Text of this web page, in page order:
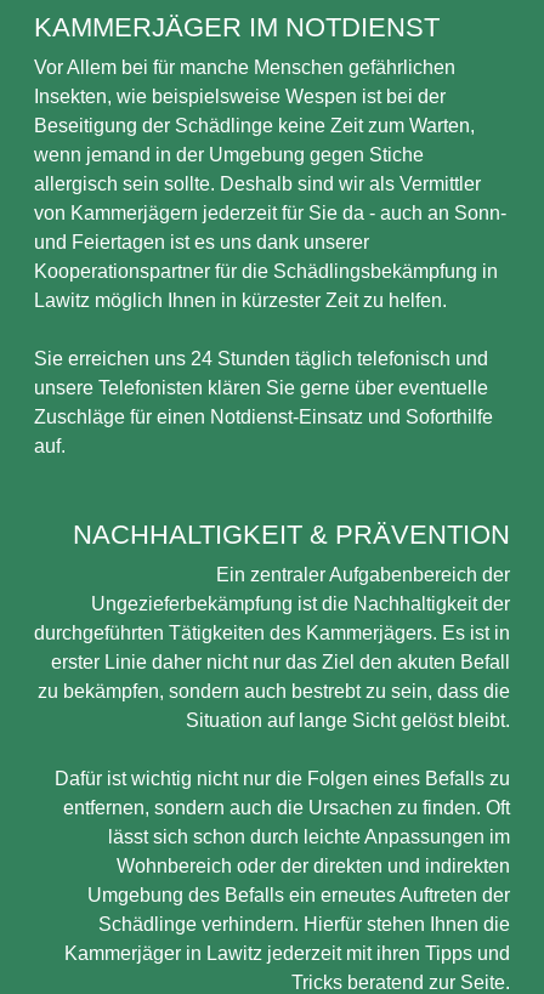
KAMMERJÄGER IM NOTDIENST
Vor Allem bei für manche Menschen gefährlichen
Insekten, wie beispielsweise Wespen ist bei der
Beseitigung der Schädlinge keine Zeit zum Warten,
wenn jemand in der Umgebung gegen Stiche
allergisch sein sollte. Deshalb sind wir als Vermittler
von Kammerjägern jederzeit für Sie da - auch an Sonn-
und Feiertagen ist es uns dank unserer
Kooperationspartner für die Schädlingsbekämpfung in
Lawitz möglich Ihnen in kürzester Zeit zu helfen.
Sie erreichen uns 24 Stunden täglich telefonisch und
unsere Telefonisten klären Sie gerne über eventuelle
Zuschläge für einen Notdienst-Einsatz und Soforthilfe
auf.
NACHHALTIGKEIT & PRÄVENTION
Ein zentraler Aufgabenbereich der
Ungezieferbekämpfung ist die Nachhaltigkeit der
durchgeführten Tätigkeiten des Kammerjägers. Es ist in
erster Linie daher nicht nur das Ziel den akuten Befall
zu bekämpfen, sondern auch bestrebt zu sein, dass die
Situation auf lange Sicht gelöst bleibt.
Dafür ist wichtig nicht nur die Folgen eines Befalls zu
entfernen, sondern auch die Ursachen zu finden. Oft
lässt sich schon durch leichte Anpassungen im
Wohnbereich oder der direkten und indirekten
Umgebung des Befalls ein erneutes Auftreten der
Schädlinge verhindern. Hierfür stehen Ihnen die
Kammerjäger in Lawitz jederzeit mit ihren Tipps und
Tricks beratend zur Seite.